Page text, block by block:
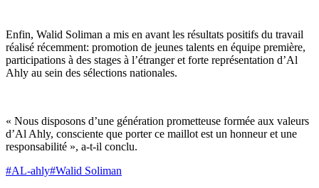
Enfin, Walid Soliman a mis en avant les résultats positifs du travail
réalisé récemment: promotion de jeunes talents en équipe première,
participations à des stages à l’étranger et forte représentation d’Al
Ahly au sein des sélections nationales.
« Nous disposons d’une génération prometteuse formée aux valeurs
d’Al Ahly, consciente que porter ce maillot est un honneur et une
responsabilité », a-t-il conclu.
#AL-ahly#Walid Soliman